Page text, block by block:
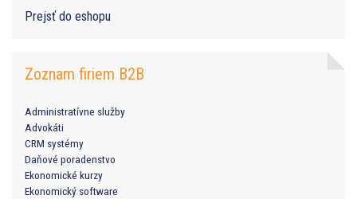
Prejsť do eshopu
Zoznam firiem B2B
Administratívne služby
Advokáti
CRM systémy
Daňové poradenstvo
Ekonomické kurzy
Ekonomický software